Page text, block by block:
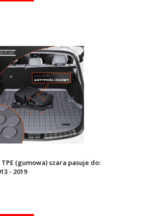
(gumowa) szara pasuje do:
- 2019